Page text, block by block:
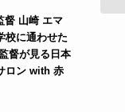
督 山崎 エマ
校に通わせた
督が見る日本
ロン with 赤